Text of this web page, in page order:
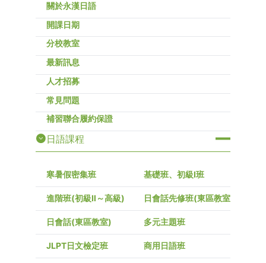
關於永漢日語
開課日期
分校教室
最新訊息
人才招募
常見問題
補習聯合履約保證
日語課程
寒暑假密集班 基礎班、初級I班
進階班(初級Ⅱ～高級) 日會話先修班(東區教室)
日會話(東區教室) 多元主題班
JLPT日文檢定班 商用日語班